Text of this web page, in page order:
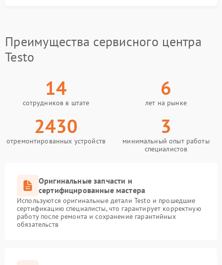
Преимущества сервисного центра
Testo
14
сотрудников в штате
6
лет на рынке
2430
отремонтированных устройств
3
минимальный опыт работы
специалистов
Оригинальные запчасти и
сертифицированные мастера
Используются оригинальные детали Testo и прошедшие
сертификацию специалисты, что гарантирует корректную
работу после ремонта и сохранение гарантийных
обязательств